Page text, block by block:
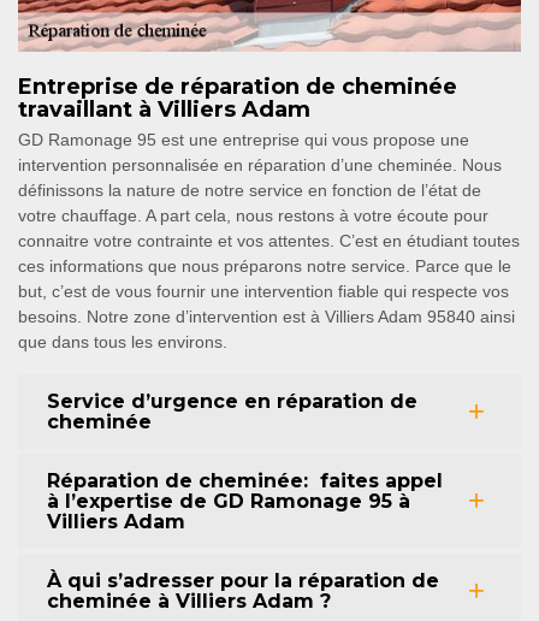
Entreprise de réparation de cheminée
travaillant à Villiers Adam
GD Ramonage 95 est une entreprise qui vous propose une
intervention personnalisée en réparation d’une cheminée. Nous
définissons la nature de notre service en fonction de l’état de
votre chauffage. A part cela, nous restons à votre écoute pour
connaitre votre contrainte et vos attentes. C’est en étudiant toutes
ces informations que nous préparons notre service. Parce que le
but, c’est de vous fournir une intervention fiable qui respecte vos
besoins. Notre zone d’intervention est à Villiers Adam 95840 ainsi
que dans tous les environs.
Service d’urgence en réparation de
cheminée
Réparation de cheminée: faites appel
à l’expertise de GD Ramonage 95 à
Villiers Adam
À qui s’adresser pour la réparation de
cheminée à Villiers Adam ?